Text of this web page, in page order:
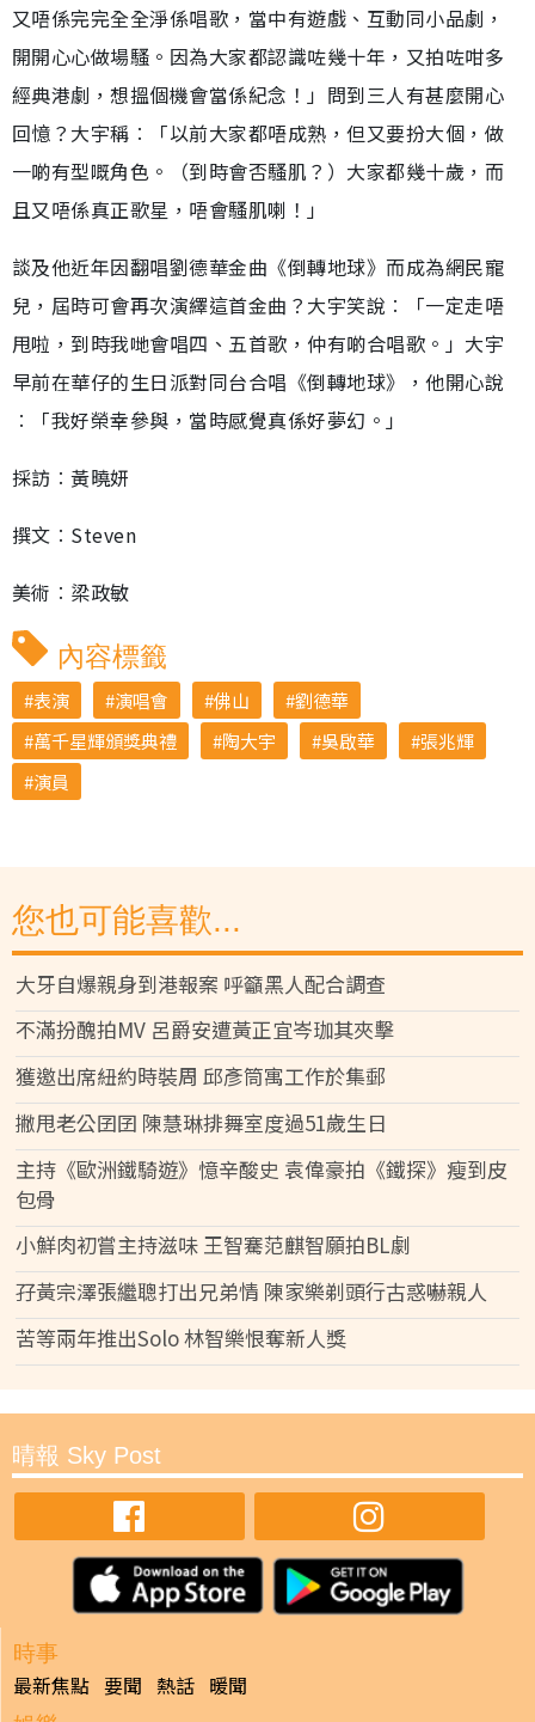
又唔係完完全全淨係唱歌，當中有遊戲、互動同小品劇，
開開心心做場騷。因為大家都認識咗幾十年，又拍咗咁多
經典港劇，想搵個機會當係紀念！」問到三人有甚麼開心
回憶？大宇稱︰「以前大家都唔成熟，但又要扮大個，做
一啲有型嘅角色。（到時會否騷肌？）大家都幾十歲，而
且又唔係真正歌星，唔會騷肌喇！」
談及他近年因翻唱劉德華金曲《倒轉地球》而成為網民寵
兒，屆時可會再次演繹這首金曲？大宇笑說︰「一定走唔
甩啦，到時我哋會唱四、五首歌，仲有啲合唱歌。」大宇
早前在華仔的生日派對同台合唱《倒轉地球》，他開心說
︰「我好榮幸參與，當時感覺真係好夢幻。」
採訪︰黃曉妍
撰文︰Steven
美術︰梁政敏
內容標籤
表演 演唱會 佛山
劉德華
萬千星輝頒獎典禮
陶大宇 吳啟華
張兆輝
演員
您也可能喜歡...
大牙自爆親身到港報案 呼籲黑人配合調查
不滿扮醜拍MV 呂爵安遭黃正宜岑珈其夾擊
獲邀出席紐約時裝周 邱彥筒寓工作於集郵
撇甩老公囝囝 陳慧琳排舞室度過51歲生日
主持《歐洲鐵騎遊》憶辛酸史 袁偉豪拍《鐵探》瘦到皮
包骨
小鮮肉初嘗主持滋味 王智騫范麒智願拍BL劇
孖黃宗澤張繼聰打出兄弟情 陳家樂剃頭行古惑嚇親人
苦等兩年推出Solo 林智樂恨奪新人獎
晴報 Sky Post
時事
最新焦點 要聞 熱話 暖聞